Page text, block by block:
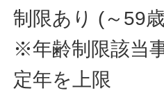
制限あり (～59
※年齢制限該当
定年を上限